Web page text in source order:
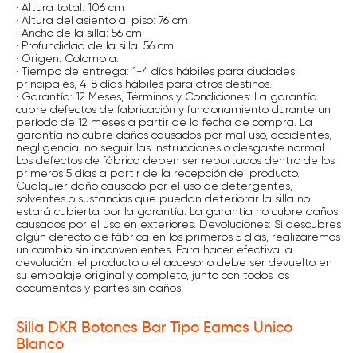
· Altura total: 106 cm
· Altura del asiento al piso: 76 cm
· Ancho de la silla: 56 cm
· Profundidad de la silla: 56 cm
· Origen: Colombia.
· Tiempo de entrega: 1-4 días hábiles para ciudades
principales, 4-8 días hábiles para otros destinos.
· Garantía: 12 Meses, Términos y Condiciones: La garantía
cubre defectos de fabricación y funcionamiento durante un
período de 12 meses a partir de la fecha de compra. La
garantía no cubre daños causados por mal uso, accidentes,
negligencia, no seguir las instrucciones o desgaste normal.
Los defectos de fábrica deben ser reportados dentro de los
primeros 5 días a partir de la recepción del producto.
Cualquier daño causado por el uso de detergentes,
solventes o sustancias que puedan deteriorar la silla no
estará cubierta por la garantía. La garantía no cubre daños
causados por el uso en exteriores. Devoluciones: Si descubres
algún defecto de fábrica en los primeros 5 días, realizaremos
un cambio sin inconvenientes. Para hacer efectiva la
devolución, el producto o el accesorio debe ser devuelto en
su embalaje original y completo, junto con todos los
documentos y partes sin daños.
Silla DKR Botones Bar Tipo Eames Unico
Blanco